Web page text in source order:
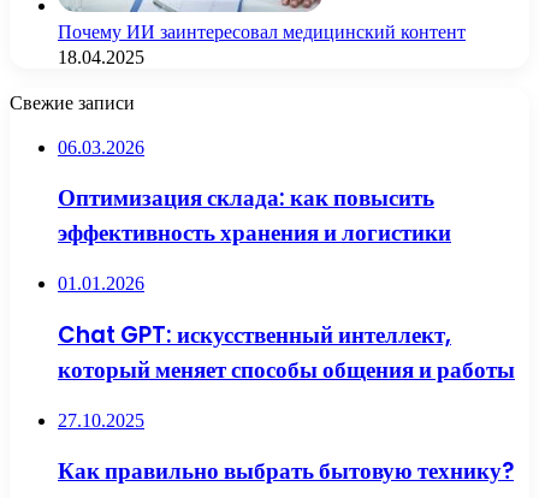
Почему ИИ заинтересовал медицинский контент
18.04.2025
Свежие записи
06.03.2026
Оптимизация склада: как повысить
эффективность хранения и логистики
01.01.2026
Chat GPT: искусственный интеллект,
который меняет способы общения и работы
27.10.2025
Как правильно выбрать бытовую технику?